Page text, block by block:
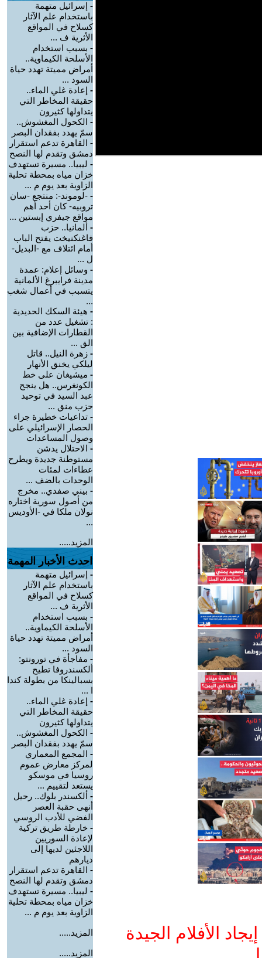
الأفلام الجيدة
- إسرائيل متهمة
باستخدام علم الآثار
كسلاح في المواقع
الأثرية ف ...
- بسبب استخدام
الأسلحة الكيماوية..
أمراض مميتة تهدد حياة
السود ...
- إعادة غلي الماء..
حقيقة المخاطر التي
يتداولها كثيرون
- الكحول المغشوش..
سمّ يهدد بفقدان البصر
- القاهرة تدعم استقرار
دمشق وتقدم لها النصح
- ليبيا.. مسيرة تستهدف
خزان مياه بمحطة تحلية
الزاوية بعد يوم م ...
- -لوموند-: منتجع -سان
تروبيه- كان أحد أهم
مواقع جيفري إبستين ...
- ألمانيا.. حزب
فاغنكنيخت يفتح الباب
أمام ائتلاف مع -البديل-
ل ...
- وسائل إعلام: عمدة
مدينة فرايبرغ الألمانية
يتسبب في أعمال شغب
...
- هيئة السكك الحديدية
: تشغيل عدد من
القطارات الإضافية بين
الق ...
- زهرة النيل.. قاتل
ليلكي يخنق الأنهار
- ميشيغان على خط
الكونغرس.. هل ينجح
عبد السيد في توحيد
حزب منق ...
- تداعيات خطيرة جراء
الحصار الإسرائيلي على
وصول المساعدات
- الاحتلال يدشن
مستوطنة جديدة ويطرح
عطاءات لمئات
الوحدات بالضف ...
- بيني صفدي.. مخرج
من أصول سورية اختاره
نولان ملكا في -الأوديس
...
المزيد.....
احدث الأخبار المهمة
- إسرائيل متهمة
باستخدام علم الآثار
كسلاح في المواقع
الأثرية ف ...
- بسبب استخدام
الأسلحة الكيماوية..
أمراض مميتة تهدد حياة
السود ...
- مفاجأة في تورونتو:
ألكسندروفا تطيح
بسبالينكا من بطولة كندا
ا ...
- إعادة غلي الماء..
حقيقة المخاطر التي
يتداولها كثيرون
- الكحول المغشوش..
سمّ يهدد بفقدان البصر
- المجمع المعماري
لمركز معارض عموم
روسيا في موسكو
يستعد لتقييم ...
- ألكسندر بلوك.. رحيل
أنهى حقبة العصر
الفضي للأدب الروسي
- خارطة طريق تركية
لإعادة السوريين
اللاجئين لديها إلى
ديارهم
- القاهرة تدعم استقرار
دمشق وتقدم لها النصح
- ليبيا.. مسيرة تستهدف
خزان مياه بمحطة تحلية
الزاوية بعد يوم م ...
المزيد.....
المزيد.....